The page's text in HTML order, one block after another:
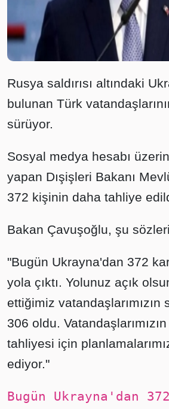
Rusya saldırısı altındaki
bulunan Türk
sürüyor.
Sosyal medya hesabı
yapan Dışişleri Bakanı
372 kişinin daha tahliye
Bakan Çavuşoğlu, şu
"Bugün Ukrayna'dan 372
yola çıktı. Yolunuz açık
ettiğimiz vatandaşlarımızın
306 oldu.
tahliyesi için
ediyor."
Bugün Ukrayna'dan